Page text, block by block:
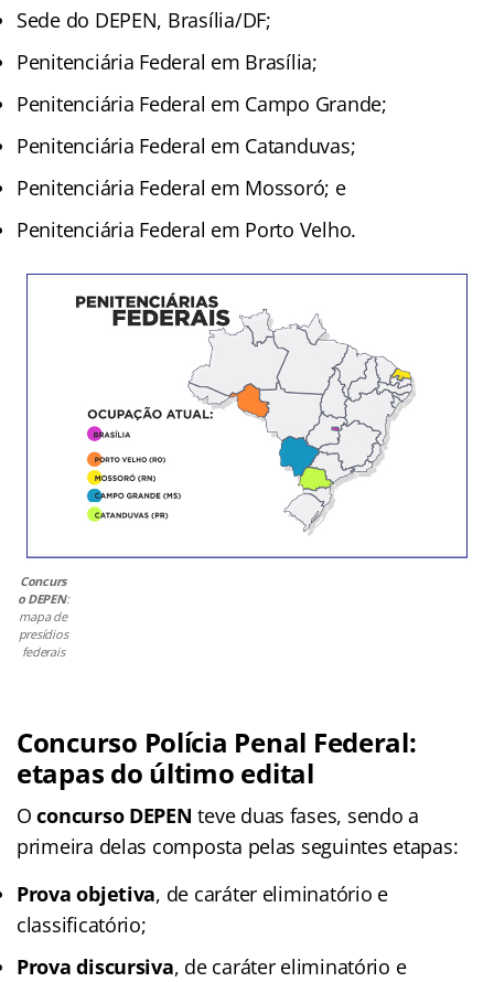
Sede do DEPEN, Brasília/DF;
Penitenciária Federal em Brasília;
Penitenciária Federal em Campo Grande;
Penitenciária Federal em Catanduvas;
Penitenciária Federal em Mossoró; e
Penitenciária Federal em Porto Velho.
Concurs
o DEPEN:
mapa de
presídios
federais
Concurso Polícia Penal Federal:
etapas do último edital
Oconcurso DEPEN teve duas fases, sendo a
primeira delas composta pelas seguintes etapas:
Prova objetiva, de caráter eliminatório e
classificatório;
Prova discursiva, de caráter eliminatório e